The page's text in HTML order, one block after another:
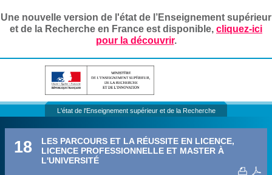
Une nouvelle version de l'état de l’Enseignement supérieur
et de la Recherche en France est disponible, cliquez-ici
pour la découvrir.
L'état de l'Enseignement supérieur et de la Recherche
18
LES PARCOURS ET LA RÉUSSITE EN LICENCE,
LICENCE PROFESSIONNELLE ET MASTER À
L'UNIVERSITÉ